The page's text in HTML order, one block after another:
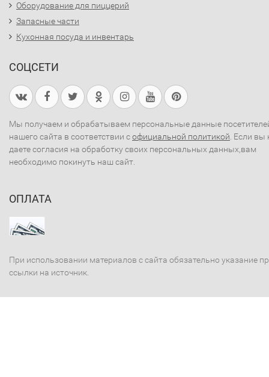
Оборудование для пиццерий
Запасные части
Кухонная посуда и инвентарь
СОЦСЕТИ
Мы получаем и обрабатываем персональные данные
нашего сайта в соответствии софициальной политикой . Если вы
даете согласия на обработку своих персональных данных,вам
необходимо покинуть наш сайт.
ОПЛАТА
При использовании материалов с сайта обязательно указание
ссылки на источник.